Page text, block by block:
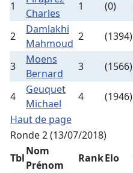
1
Charles
1 (0)
2
Damlakhi
Mahmoud
2 (1394)
3
Moens
Bernard
3 (1566)
4
Geuquet
Michael
4 (1946)
Haut de page
Ronde 2 (13/07/2018)
Tbl
Nom
Prénom
RankElo